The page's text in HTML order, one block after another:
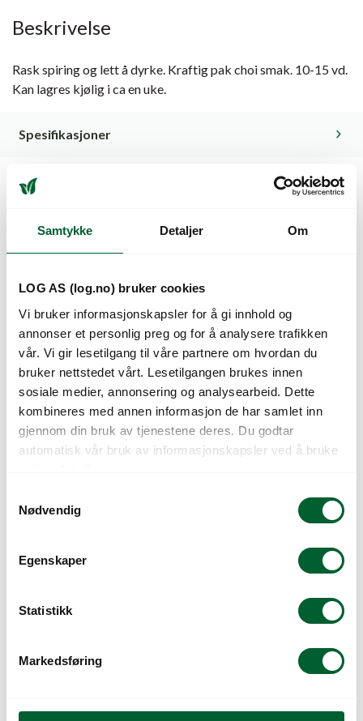
Samtykke Detaljer Om
LOG AS (log.no) bruker cookies
Vi bruker informasjonskapsler for å gi innhold og
annonser et personlig preg og for å analysere trafikken
vår. Vi gir lesetilgang til våre partnere om hvordan du
bruker nettstedet vårt. Lesetilgangen brukes innen
sosiale medier, annonsering og analysearbeid. Dette
kombineres med annen informasjon de har samlet inn
gjennom din bruk av tjenestene deres. Du godtar
automatisk vår bruk av informasjonskapsler ved å bruke
Nødvendig
Egenskaper
Statistikk
Markedsføring
Beskrivelse
Rask spiring og lett å dyrke. Kraftig pak choi smak. 10-15 vd.
Kan lagres kjølig i ca en uke.
Spesifikasjoner
MICROGREENS
MIZUNA RØD (UB.)
MICROGREENS PAK
CHOI GRØNN
PURRE (ØKO)
MICROGREENS
PURRE ORIENTALE